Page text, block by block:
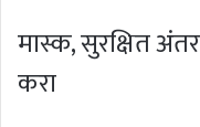
मास्क, सुरक्षित
करा